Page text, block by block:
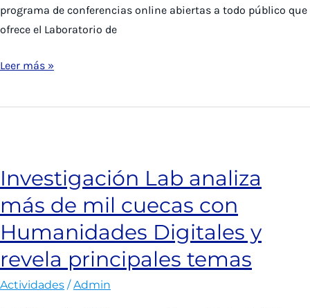
programa de conferencias online abiertas a todo público que
ofrece el Laboratorio de
Académico
Lab
difusión
sobre
usos
innovadores
de
las
Leer más »
Investigación Lab analiza
más de mil cuecas con
Humanidades Digitales y
revela principales temas
Actividades /Admin